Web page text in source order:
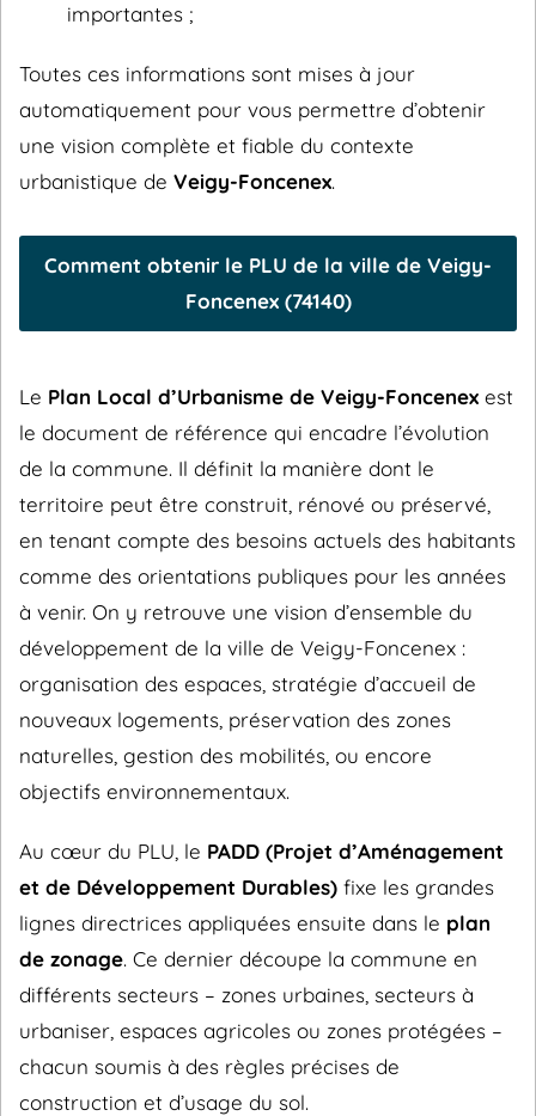
importantes ;
Toutes ces informations sont mises à jour
automatiquement pour vous permettre d’obtenir
une vision complète et fiable du contexte
urbanistique de Veigy-Foncenex.
Comment obtenir le PLU de la ville de Veigy-
Foncenex (74140)
Le Plan Local d’Urbanisme de Veigy-Foncenex est
le document de référence qui encadre l’évolution
de la commune. Il définit la manière dont le
territoire peut être construit, rénové ou préservé,
en tenant compte des besoins actuels des habitants
comme des orientations publiques pour les années
à venir. On y retrouve une vision d’ensemble du
développement de la ville de Veigy-Foncenex :
organisation des espaces, stratégie d’accueil de
nouveaux logements, préservation des zones
naturelles, gestion des mobilités, ou encore
objectifs environnementaux.
Au cœur du PLU, le PADD (Projet d’Aménagement
et de Développement Durables) fixe les grandes
lignes directrices appliquées ensuite dans le plan
de zonage. Ce dernier découpe la commune en
différents secteurs – zones urbaines, secteurs à
urbaniser, espaces agricoles ou zones protégées –
chacun soumis à des règles précises de
construction et d’usage du sol.